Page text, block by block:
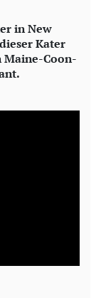
in New
Kater
Maine-Coon-